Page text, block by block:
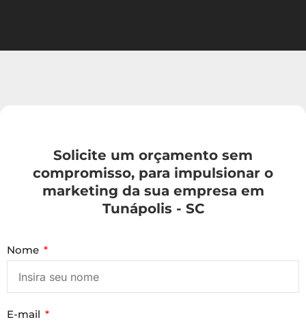
Solicite um orçamento sem
compromisso, para impulsionar o
marketing da sua empresa em
Tunápolis - SC
Nome
E-mail